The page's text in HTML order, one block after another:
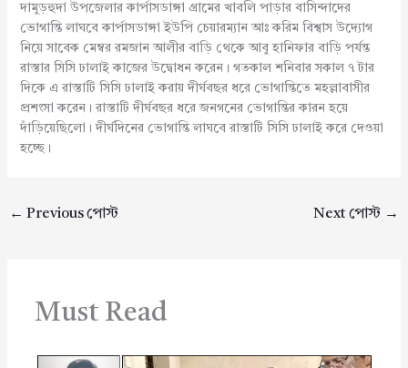
দামুড়হুদা উপজেলার কার্পাসডাঙ্গা গ্রামের খাবলি পাড়ার বাসিন্দাদের
ভোগান্তি লাঘবে কার্পাসডাঙ্গা ইউপি চেয়ারম্যান আঃ করিম বিশ্বাস উদ্যোগ
নিয়ে সাবেক মেম্বর রমজান আলীর বাড়ি থেকে আবু হানিফার বাড়ি পর্যন্ত
রাস্তার সিসি ঢালাই কাজের উদ্বোধন করেন। গতকাল শনিবার সকাল ৭ টার
দিকে এ রাস্তাটি সিসি ঢালাই করায় দীর্ঘবছর ধরে ভোগান্তিতে মহল্লাবাসীর
প্রশংসা করেন। রাস্তাটি দীর্ঘবছর ধরে জনগনের ভোগান্তির কারন হয়ে
দাঁড়িয়েছিলো। দীর্ঘদিনের ভোগান্তি লাঘবে রাস্তাটি সিসি ঢালাই করে দেওয়া
হচ্ছে।
← Previous পোস্ট Next পোস্ট →
Must Read